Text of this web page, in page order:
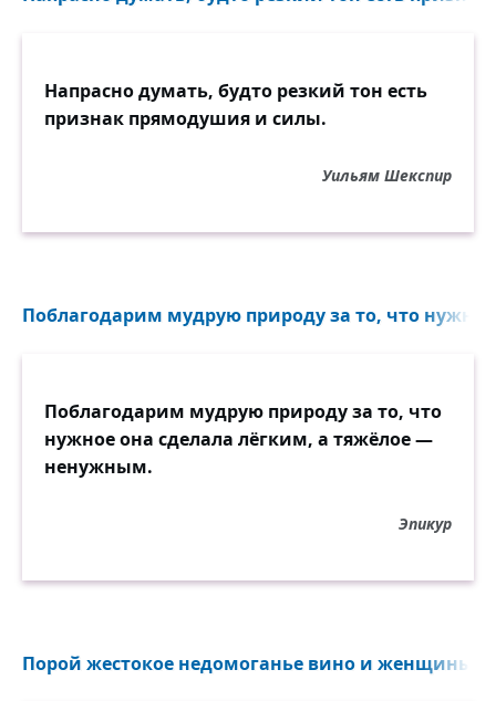
Напрасно думать, будто резкий тон есть
признак прямодушия и силы.
Уильям Шекспир
Поблагодарим мудрую природу за то, что
Поблагодарим мудрую природу за то, что
нужное она сделала лёгким, а тяжёлое —
ненужным.
Эпикур
Порой жестокое недомоганье вино и женщины